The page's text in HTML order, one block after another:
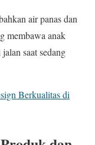
air panas dan
membawa anak
saat sedang
Berkualitas di